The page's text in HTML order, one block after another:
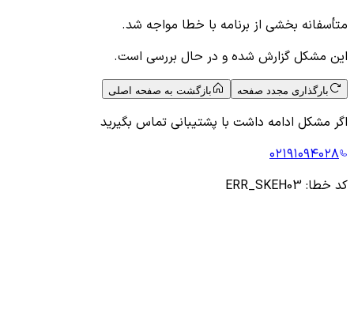
متأسفانه بخشی از برنامه با خطا مواجه شد.
این مشکل گزارش شده و در حال بررسی است.
بارگذاری مجدد صفحه بازگشت به صفحه اصلی
اگر مشکل ادامه داشت با پشتیبانی تماس بگیرید
۰۲۱۹۱۰۹۴۰۲۸
کد خطا: ERR_SKEH03